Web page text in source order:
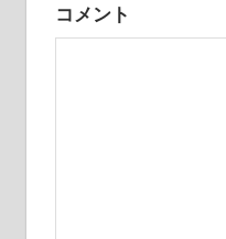
ン
コメント